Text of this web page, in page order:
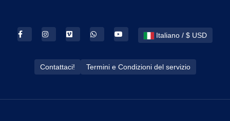
Italiano / $ USD
Contattaci! Termini e Condizioni del servizio